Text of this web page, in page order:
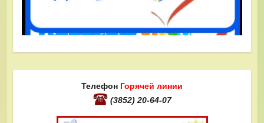
Телефон Горячей линии
(3852) 20-64-07